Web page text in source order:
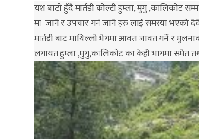
यश बाटाे हुँदै मार्तडी काेल्टी हुम्ला, मुगु ,कालिकाेट
मा जाने र उपचार गर्न जाने हरु लाई समस्या भएकाे
मार्तडी बाट माथिल्लाे भेगमा आवत जावत गर्ने र
लगायत हुम्ला ,मुगु,कालिकाेट का केही भागमा समेत